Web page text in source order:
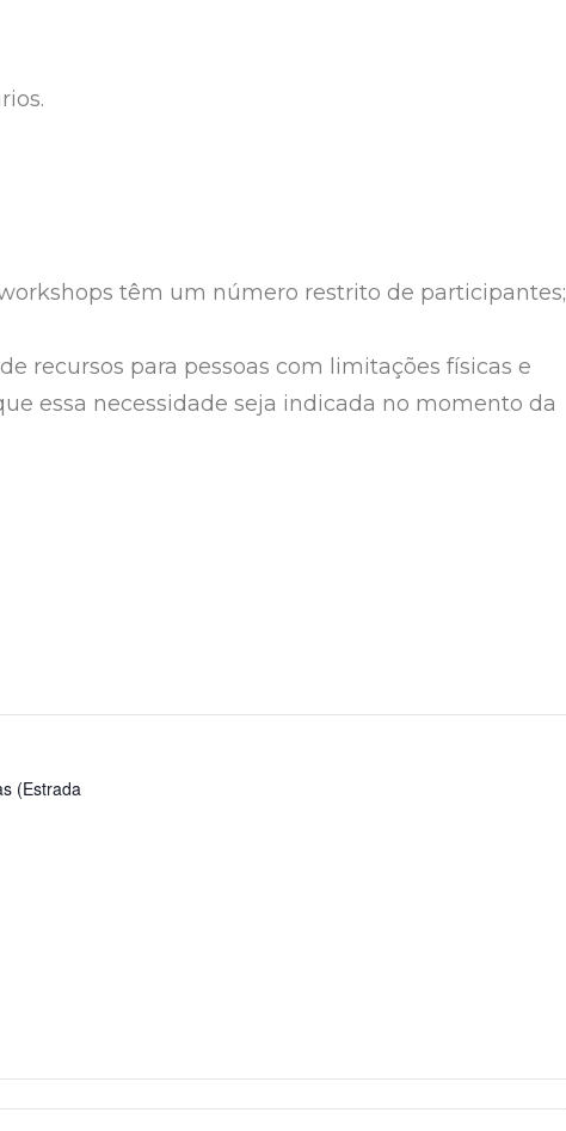
têm um número restrito de participantes;
recursos para pessoas com limitações físicas e
essa necessidade seja indicada no momento da
(Estrada